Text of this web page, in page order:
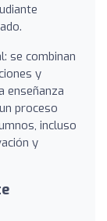
se combinan
y
enseñanza
proceso
incluso
y